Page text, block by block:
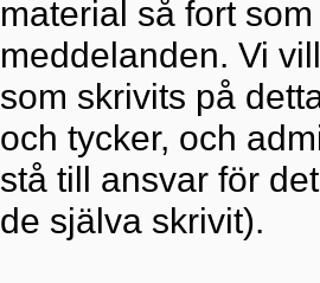
material så fort
meddelanden. Vi
som skrivits på
och tycker, och
stå till ansvar för
de själva skrivit).